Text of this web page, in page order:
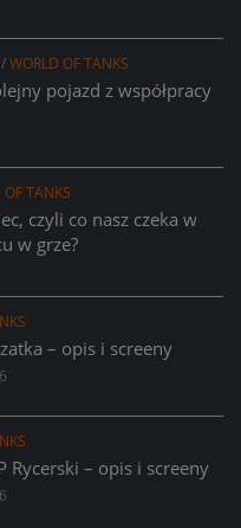
/WORLD OF TANKS
pojazd z współpracy
TANKS
czyli co nasz czeka w
w grze?
– opis i screeny
Rycerski – opis i screeny